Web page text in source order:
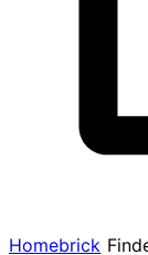
Homebrick